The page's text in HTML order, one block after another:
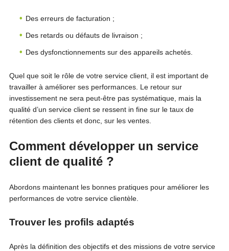
Des erreurs de facturation ;
Des retards ou défauts de livraison ;
Des dysfonctionnements sur des appareils achetés.
Quel que soit le rôle de votre service client, il est important de
travailler à améliorer ses performances. Le retour sur
investissement ne sera peut-être pas systématique, mais la
qualité d’un service client se ressent in fine sur le taux de
rétention des clients et donc, sur les ventes.
Comment développer un service
client de qualité ?
Abordons maintenant les bonnes pratiques pour améliorer les
performances de votre service clientèle.
Trouver les profils adaptés
Après la définition des objectifs et des missions de votre service